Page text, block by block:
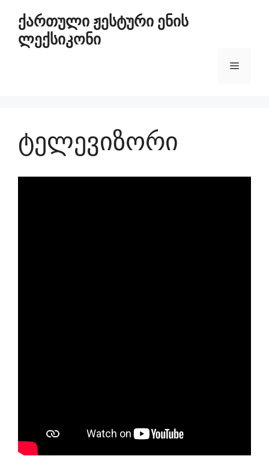
ქართული ჟესტური ენის
ლექსიკონი
ტელევიზორი